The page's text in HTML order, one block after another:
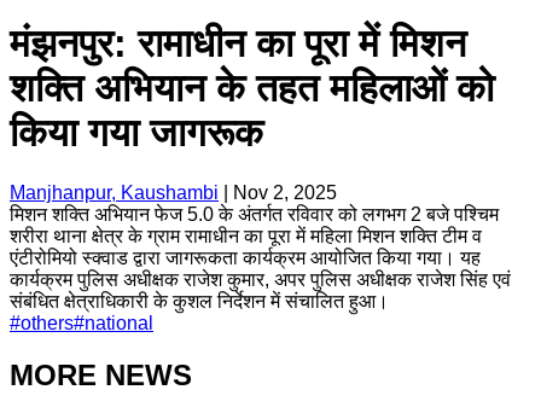
मंझनपुर: रामाधीन का पूरा में मिशन
शक्ति अभियान के तहत महिलाओं को
किया गया जागरूक
Manjhanpur, Kaushambi
Nov 2, 2025
मिशन शक्ति अभियान फेज 5.0 के अंतर्गत रविवार को लगभग 2 बजे पश्चिम
शरीरा थाना क्षेत्र के ग्राम रामाधीन का पूरा में महिला मिशन शक्ति टीम व
एंटीरोमियो स्क्वाड द्वारा जागरूकता कार्यक्रम आयोजित किया गया। यह
कार्यक्रम पुलिस अधीक्षक राजेश कुमार, अपर पुलिस अधीक्षक राजेश सिंह एवं
संबंधित क्षेत्राधिकारी के कुशल निर्देशन में संचालित हुआ।
#others#national
MORE NEWS